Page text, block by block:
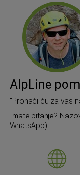
AlpLine
"Pronaći ću za vas
Imate pitanje?
WhatsApp)